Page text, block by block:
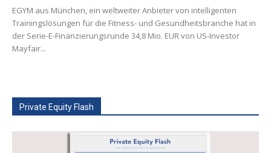
EGYM aus München, ein weltweiter Anbieter von intelligenten
Trainingslösungen für die Fitness- und Gesundheitsbranche hat in
der Serie-E-Finanzierungsrunde 34,8 Mio. EUR von US-Investor
Mayfair...
Private Equity Flash